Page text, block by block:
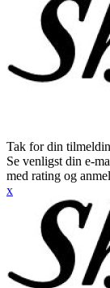
Tak for din
Se venligst din e-
med rating og
x